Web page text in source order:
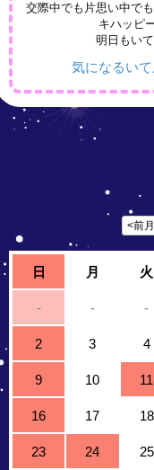
交際中でも片思い中で
キハッピ
明日もい
気になるい
<前月
日 月 火
- - -
2 3 4
9 10 11
16 17 18
23 24 25